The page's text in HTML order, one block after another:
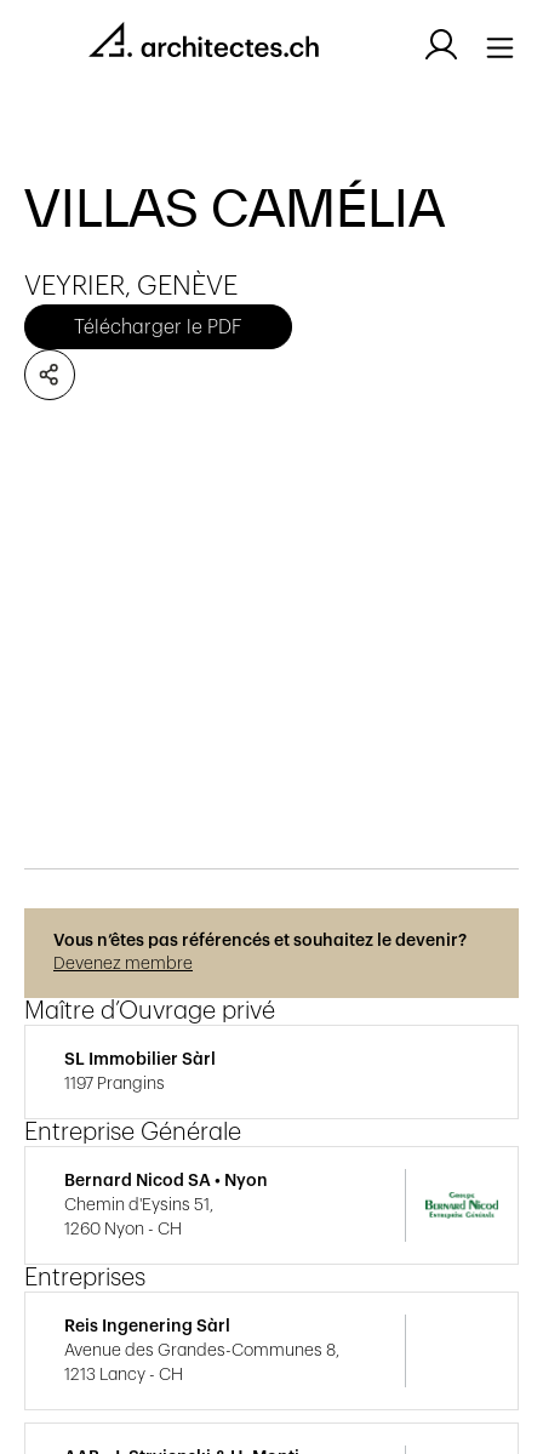
VILLAS CAMÉLIA
VEYRIER, GENÈVE
Télécharger le PDF
Vous n’êtes pas référencés et souhaitez le devenir?
Devenez membre
Maître d’Ouvrage privé
SL Immobilier Sàrl
1197 Prangins
Entreprise Générale
Bernard Nicod SA • Nyon
Chemin d'Eysins 51,
1260 Nyon - CH
Entreprises
Reis Ingenering Sàrl
Avenue des Grandes-Communes 8,
1213 Lancy - CH